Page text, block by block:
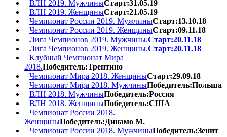
ВЛН 2019. МужчиныСтарт:31.05.19
ВЛН 2019. ЖенщиныСтарт:21.05.19
Чемпионат России 2019. МужчиныСтарт:13.10.18
Чемпионат России 2019. ЖенщиныСтарт:09.11.18
Лига Чемпионов 2019. Мужчины.Старт:20.11.18
Лига Чемпионов 2019. Женщины.Старт:20.11.18
Клубный Чемпионат Мира
2018.Победитель:Трентино
Чемпионат Мира 2018. ЖенщиныСтарт:29.09.18
Чемпионат Мира 2018. МужчиныПобедитель:Польша
ВЛН 2018. МужчиныПобедитель:Россия
ВЛН 2018. ЖенщиныПобедитель:США
Чемпионат России 2018.
ЖенщиныПобедитель:Динамо М.
Чемпионат России 2018. МужчиныПобедитель:Зенит